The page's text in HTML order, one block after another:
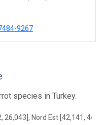
9267
species in Turkey.
26,043], Nord Est [42,141,